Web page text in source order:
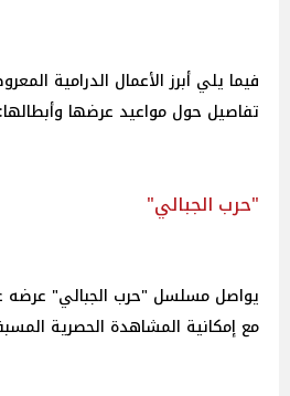
فيما يلي أبرز الأعمال الدرامية
تفاصيل حول مواعيد عرضها وأبطالها:
"حرب الجبالي"
مع إمكانية المشاهدة الحصرية